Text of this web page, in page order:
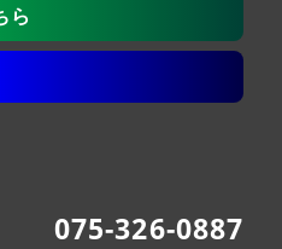
ら
075-326-0887